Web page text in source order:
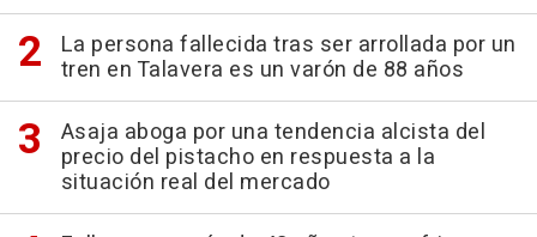
La persona fallecida tras ser arrollada por un
tren en Talavera es un varón de 88 años
Asaja aboga por una tendencia alcista del
precio del pistacho en respuesta a la
situación real del mercado